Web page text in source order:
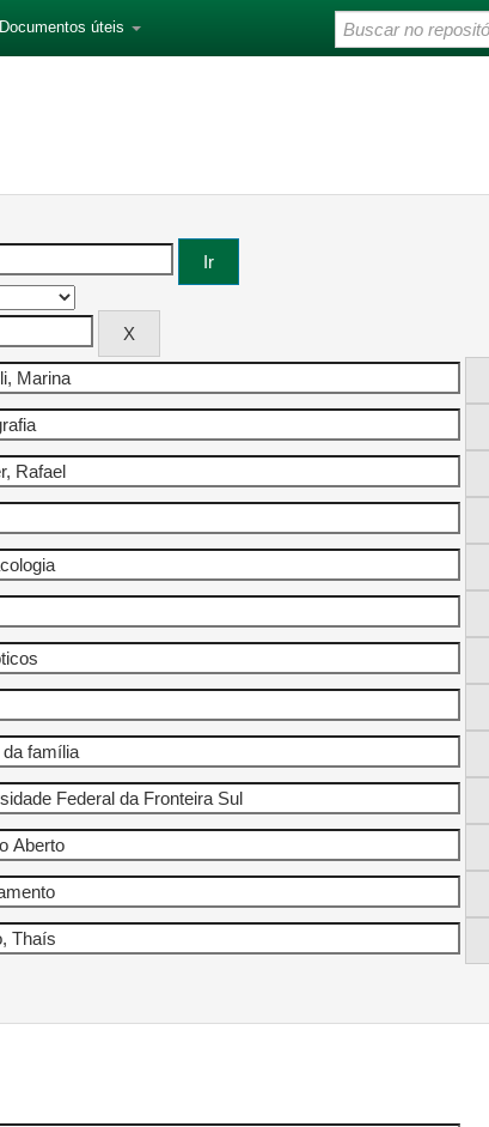
Documentos úteis